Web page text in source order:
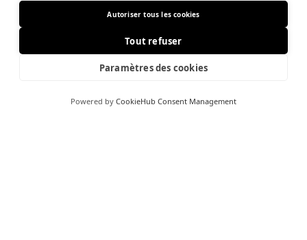
Autoriser tous les cookies
Tout refuser
Paramètres des cookies
Powered by CookieHub Consent Management